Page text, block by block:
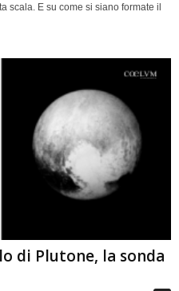
scala. E su come si siano formate il
di Plutone, la sonda